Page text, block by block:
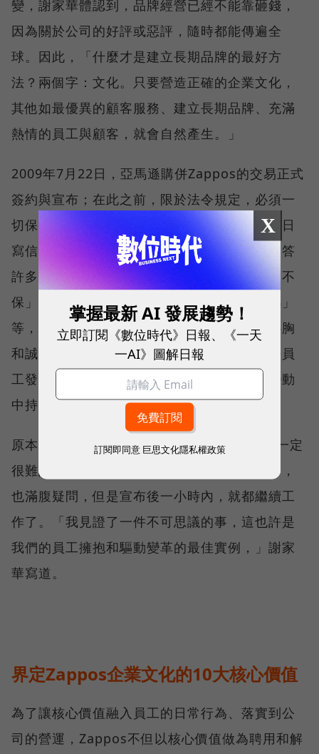
變，謝家華體認到，品牌經營已經不能靠砸錢，
因為關於公司的好評或惡評，隨時都能傳遍全
球。因此，「什麼才是建立長期品牌的最好方
法？兩個字：文化。只要營造正確的企業文化，
其他如最優異的顧客服務、建立長期品牌、充滿
熱情的員工與顧客，就會自然產生。」
2009年7月22日，亞馬遜購併Zappos的交易正式
簽約與宣布；在此之前，限於法令規定，必須一
切保密。為了避免員工過度驚嚇，謝家華在同日
寫信給全體員工，說明購併案始末，並自問自答
許多員工可能會有的疑問，包括「工作會不會不
保」「文化會變嗎」「管理高層會離開公司嗎」
等，坦承保密行為的確有違公司「以開放的心胸
和誠實的態度來溝通」的核心價值，但也期許員
工發揮「擁抱並驅動改變」的核心價值，在變動
中持續進化。
原本，Zappos各部門主管以為員工知情後，一定
很難認真工作；然而，儘管他們真的都嚇到了，
也滿腹疑問，但是宣布後一小時內，就都繼續工
作了。「我見證了一件不可思議的事，這也許是
我們的員工擁抱和驅動變革的最佳實例，」謝家
華寫道。
界定Zappos企業文化的10大核心價值
為了讓核心價值融入員工的日常行為、落實到公
司的營運，Zappos不但以核心價值做為聘用和解
X
掌握最新 AI 發展趨勢！
立即訂閱《數位時代》日報、《一天
一AI》圖解日報
訂閱即同意 巨思文化隱私權政策